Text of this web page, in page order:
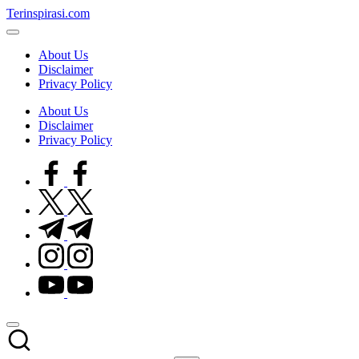
Skip
to
Terinspirasi.com
Inspirasi
TerkiniAbout Us
Disclaimer
Privacy Policy
About Us
Disclaimer
Privacy Policy
facebook.com
twitter.com
t.me
instagram.com
youtube.com